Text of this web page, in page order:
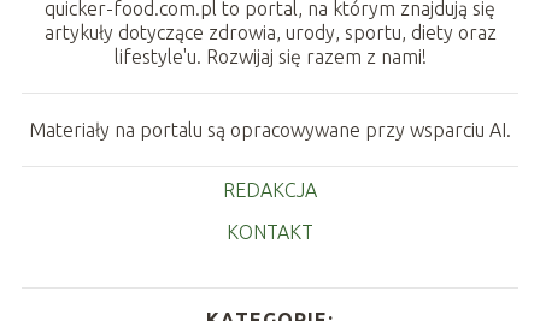
quicker-food.com.pl to portal, na którym znajdują się
artykuły dotyczące zdrowia, urody, sportu, diety oraz
lifestyle'u. Rozwijaj się razem z nami!
Materiały na portalu są opracowywane przy wsparciu AI.
REDAKCJA
KONTAKT